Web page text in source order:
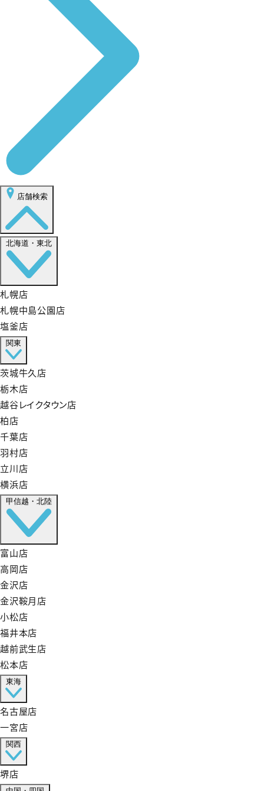
店舗検索
北海道・東北
札幌店
札幌中島公園店
塩釜店
関東
茨城牛久店
栃木店
越谷レイクタウン店
柏店
千葉店
羽村店
立川店
横浜店
甲信越・北陸
富山店
高岡店
金沢店
金沢鞍月店
小松店
福井本店
越前武生店
松本店
東海
名古屋店
一宮店
関西
堺店